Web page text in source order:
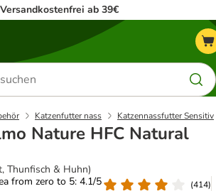
Versandkostenfrei ab 39€
Katzenfutter nass Katzennassfutter Sensitiv
Nature HFC Natural
Thunfisch & Huhn)
from zero to 5: 4.1/5
(414)